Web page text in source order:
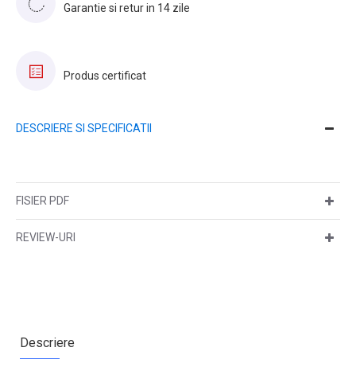
Garantie si retur in 14 zile
Produs certificat
DESCRIERE SI SPECIFICATII
FISIER PDF
REVIEW-URI
Descriere